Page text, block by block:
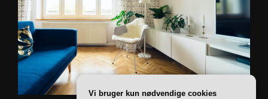
Vi bruger kun nødvendige cookies